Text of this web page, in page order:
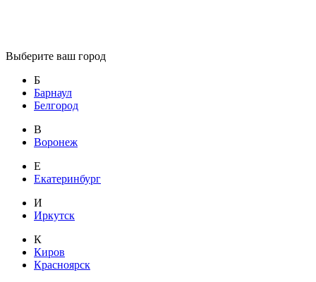
Выберите ваш город
Б
Барнаул
Белгород
В
Воронеж
Е
Екатеринбург
И
Иркутск
К
Киров
Красноярск